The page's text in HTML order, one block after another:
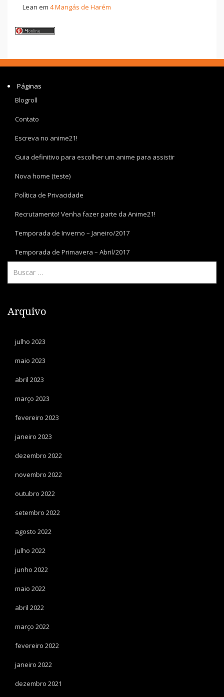
Lean em 4 Mangás de Harém
Páginas
Blogroll
Contato
Escreva no anime21!
Guia definitivo para escolher um anime para assistir
Nova home (teste)
Política de Privacidade
Recrutamento! Venha fazer parte da Anime21!
Temporada de Inverno – Janeiro/2017
Temporada de Primavera – Abril/2017
Arquivo
julho 2023
maio 2023
abril 2023
março 2023
fevereiro 2023
janeiro 2023
dezembro 2022
novembro 2022
outubro 2022
setembro 2022
agosto 2022
julho 2022
junho 2022
maio 2022
abril 2022
março 2022
fevereiro 2022
janeiro 2022
dezembro 2021